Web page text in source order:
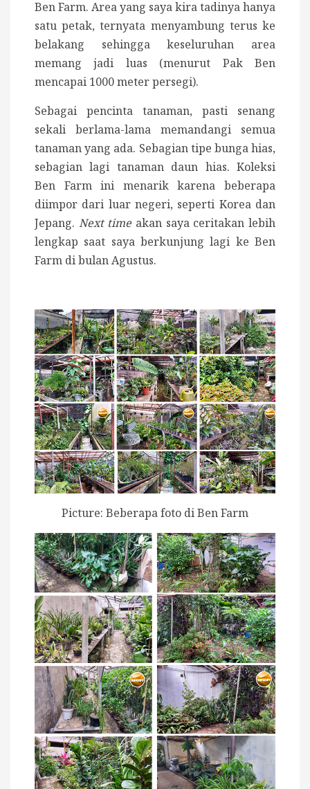
Ben Farm. Area yang saya kira tadinya hanya
satu petak, ternyata menyambung terus ke
belakang sehingga keseluruhan area
memang jadi luas (menurut Pak Ben
mencapai 1000 meter persegi).
Sebagai pencinta tanaman, pasti senang
sekali berlama-lama memandangi semua
tanaman yang ada. Sebagian tipe bunga hias,
sebagian lagi tanaman daun hias. Koleksi
Ben Farm ini menarik karena beberapa
diimpor dari luar negeri, seperti Korea dan
Jepang. Next timeakan saya ceritakan lebih
lengkap saat saya berkunjung lagi ke Ben
Farm di bulan Agustus.
Picture: Beberapa foto di Ben Farm